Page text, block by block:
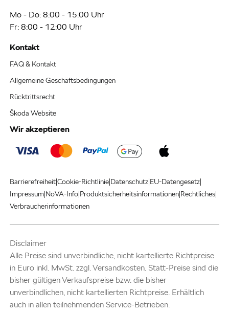
Mo - Do: 8:00 - 15:00 Uhr
Fr: 8:00 - 12:00 Uhr
Kontakt
FAQ & Kontakt
Allgemeine Geschäftsbedingungen
Rücktrittsrecht
Škoda Website
Wir akzeptieren
Barrierefreiheit|Cookie-Richtlinie|Datenschutz|EU-Datengesetz|
Impressum|NoVA-Info|Produktsicherheitsinformationen|Rechtliches|
Verbraucherinformationen
Disclaimer
Alle Preise sind unverbindliche, nicht kartellierte Richtpreise
in Euro inkl. MwSt. zzgl. Versandkosten. Statt-Preise sind die
bisher gültigen Verkaufspreise bzw. die bisher
unverbindlichen, nicht kartellierten Richtpreise. Erhältlich
auch in allen teilnehmenden Service-Betrieben.